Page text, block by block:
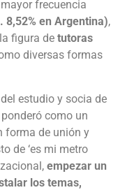
frecuencia
8,52% en Argentina),
figura de tutoras
diversas formas
estudio y socia de
ponderó como un
forma de unión y
de ‘es mi metro
empezar un
los temas,